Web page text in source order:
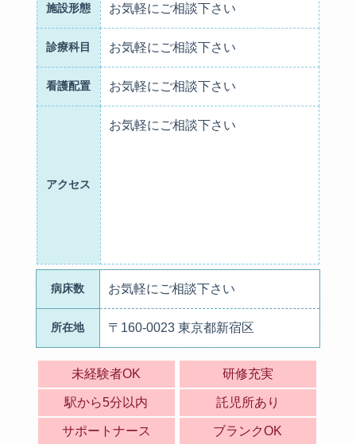
施設形態 お気軽にご相談下さい
診療科目 お気軽にご相談下さい
看護配置 お気軽にご相談下さい
アクセス
お気軽にご相談下さい
病床数 お気軽にご相談下さい
所在地 〒160-0023 東京都新宿区
未経験者OK 研修充実
駅から5分以内 託児所あり
サポートナース ブランクOK